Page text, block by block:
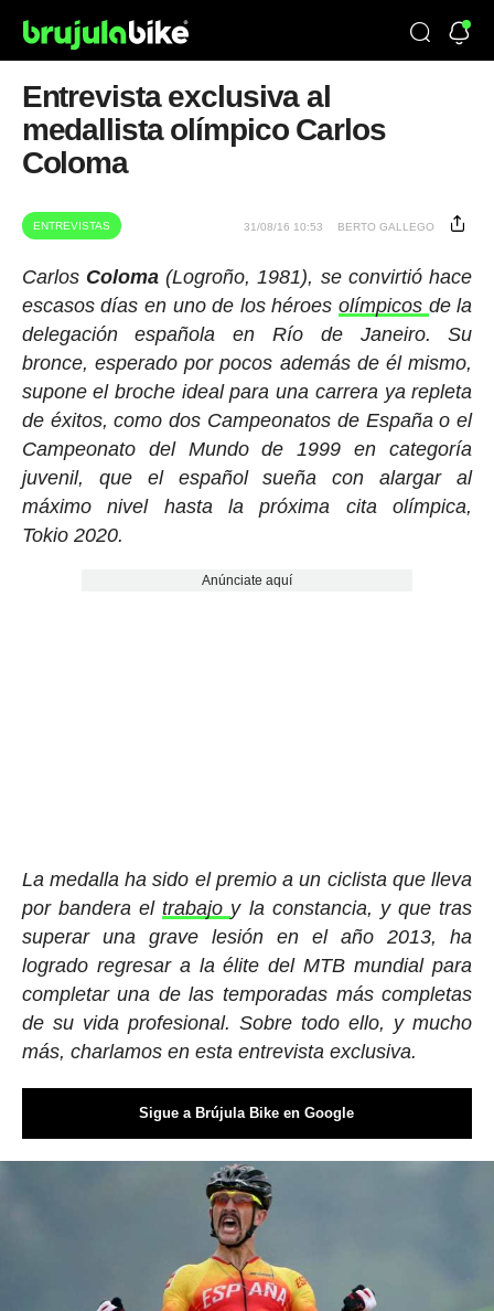
Entrevista exclusiva al
medallista olímpico Carlos
Coloma
ENTREVISTAS 31/08/16 10:53 BERTO GALLEGO
Carlos Coloma(Logroño, 1981), se convirtió hace
escasos días en uno de los héroesolímpicos de la
delegación española en Río de Janeiro. Su
bronce, esperado por pocos además de él mismo,
supone el broche ideal para una carrera ya repleta
de éxitos, como dos Campeonatos de España o el
Campeonato del Mundo de 1999 en categoría
juvenil, que el español sueña con alargar al
máximo nivel hasta la próxima cita olímpica,
Tokio 2020.
Anúnciate aquí
La medalla ha sido el premio a un ciclista que lleva
por bandera eltrabajo y la constancia, y que tras
superar una grave lesión en el año 2013, ha
logrado regresar a la élite del MTB mundial para
completar una de las temporadas más completas
de su vida profesional. Sobre todo ello, y mucho
más, charlamos en esta entrevista exclusiva.
Sigue a Brújula Bike en Google